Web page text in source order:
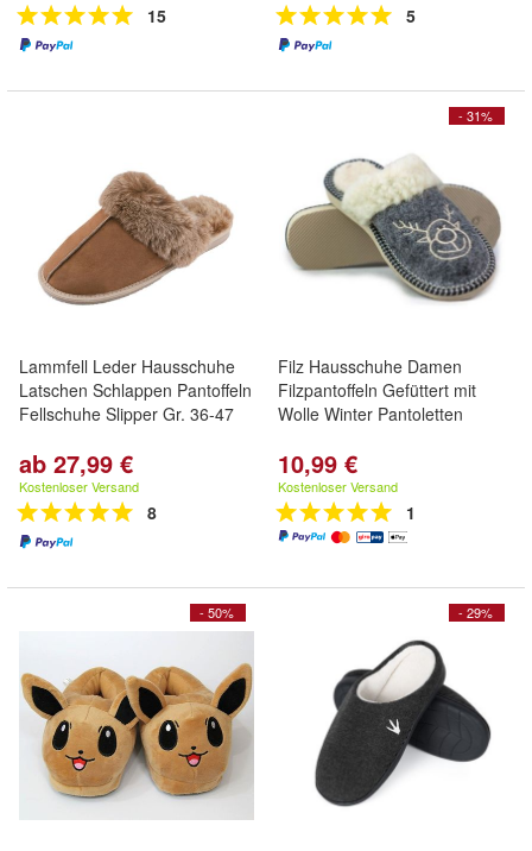
15 5
Lammfell Leder Hausschuhe
Latschen Schlappen Pantoffeln
Fellschuhe Slipper Gr. 36-47
ab 27,99 €
Kostenloser Versand
8
- 31%
Filz Hausschuhe Damen
Filzpantoffeln Gefüttert mit
Wolle Winter Pantoletten
10,99 €
Kostenloser Versand
1
- 50% - 29%